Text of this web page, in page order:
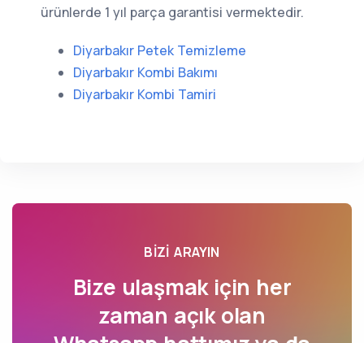
ürünlerde 1 yıl parça garantisi vermektedir.
Diyarbakır Petek Temizleme
Diyarbakır Kombi Bakımı
Diyarbakır Kombi Tamiri
BIZI ARAYIN
Bize ulaşmak için her
zaman açık olan